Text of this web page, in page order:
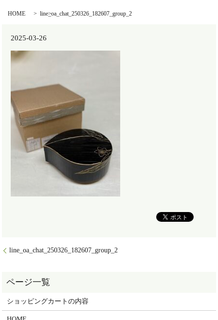
HOME line_oa_chat_250326_182607_group_2
2025-03-26
line_oa_chat_250326_182607_group_2
ショッピングカートの内容